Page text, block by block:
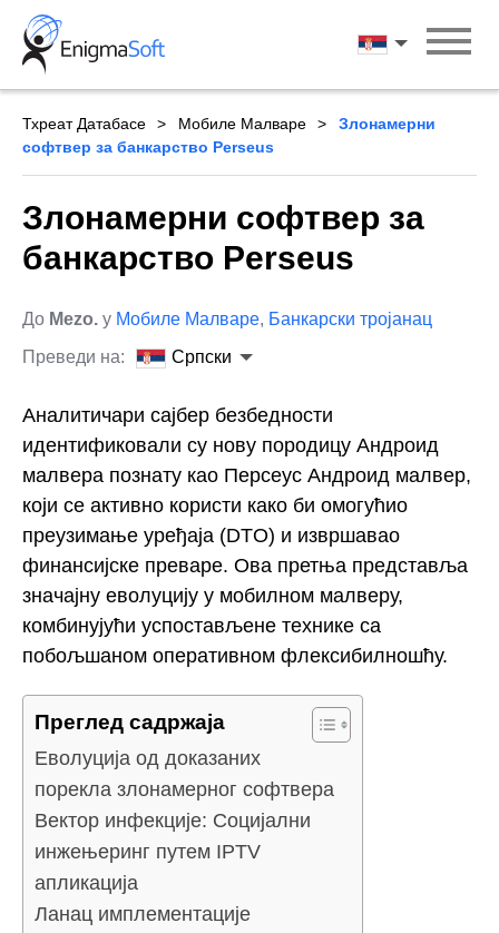
Skip
content
Српски
Тхреат Датабасе Мобиле Малваре
Злонамерни
софтвер за банкарство Perseus
Злонамерни софтвер за
банкарство Perseus
До Mezo. у Мобиле Малваре, Банкарски тројанац
Преведи на:
Српски
Аналитичари сајбер безбедности
идентификовали су нову породицу Андроид
малвера познату као Персеус Андроид малвер,
који се активно користи како би омогућио
преузимање уређаја (DTO) и извршавао
финансијске преваре. Ова претња представља
значајну еволуцију у мобилном малверу,
комбинујући успостављене технике са
побољшаном оперативном флексибилношћу.
Преглед садржаја
Еволуција од доказаних
порекла злонамерног софтвера
Вектор инфекције: Социјални
инжењеринг путем IPTV
апликација
Ланац имплементације